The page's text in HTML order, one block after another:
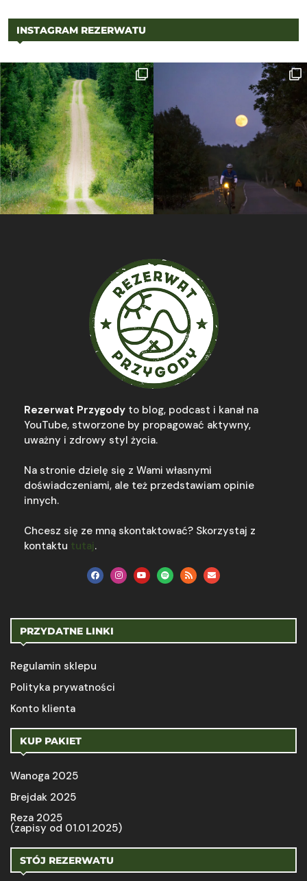
INSTAGRAM REZERWATU
Rezerwat Przygody to blog, podcast i kanał na
YouTube, stworzone by propagować aktywny,
uważny i zdrowy styl życia.
Na stronie dzielę się z Wami własnymi
doświadczeniami, ale też przedstawiam opinie
innych.
Chcesz się ze mną skontaktować? Skorzystaj z
kontaktu tutaj.
PRZYDATNE LINKI
Regulamin sklepu
Polityka prywatności
Konto klienta
KUP PAKIET
Wanoga 2025
Brejdak 2025
Reza 2025
(zapisy od 01.01.2025)
STÓJ REZERWATU